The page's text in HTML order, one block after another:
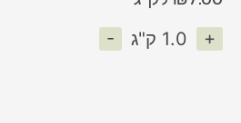
-
1.0 ק"ג +